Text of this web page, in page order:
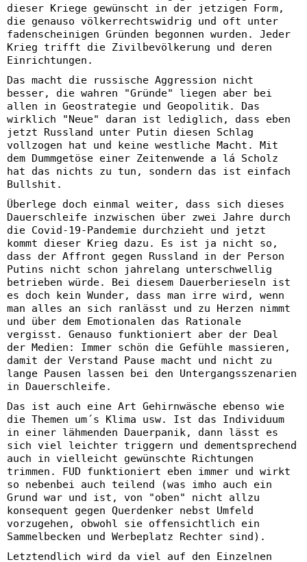
dieser Kriege gewünscht in der jetzigen Form,
die genauso völkerrechtswidrig und oft unter
fadenscheinigen Gründen begonnen wurden. Jeder
Krieg trifft die Zivilbevölkerung und deren
Einrichtungen.
Das macht die russische Aggression nicht
besser, die wahren "Gründe" liegen aber bei
allen in Geostrategie und Geopolitik. Das
wirklich "Neue" daran ist lediglich, dass eben
jetzt Russland unter Putin diesen Schlag
vollzogen hat und keine westliche Macht. Mit
dem Dummgetöse einer Zeitenwende a lá Scholz
hat das nichts zu tun, sondern das ist einfach
Bullshit.
Überlege doch einmal weiter, dass sich dieses
Dauerschleife inzwischen über zwei Jahre durch
die Covid-19-Pandemie durchzieht und jetzt
kommt dieser Krieg dazu. Es ist ja nicht so,
dass der Affront gegen Russland in der Person
Putins nicht schon jahrelang unterschwellig
betrieben würde. Bei diesem Dauerberieseln ist
es doch kein Wunder, dass man irre wird, wenn
man alles an sich ranlässt und zu Herzen nimmt
und über dem Emotionalen das Rationale
vergisst. Genauso funktioniert aber der Deal
der Medien: Immer schön die Gefühle massieren,
damit der Verstand Pause macht und nicht zu
lange Pausen lassen bei den Untergangsszenarien
in Dauerschleife.
Das ist auch eine Art Gehirnwäsche ebenso wie
die Themen um´s Klima usw. Ist das Individuum
in einer lähmenden Dauerpanik, dann lässt es
sich viel leichter triggern und dementsprechend
auch in vielleicht gewünschte Richtungen
trimmen. FUD funktioniert eben immer und wirkt
so nebenbei auch teilend (was imho auch ein
Grund war und ist, von "oben" nicht allzu
konsequent gegen Querdenker nebst Umfeld
vorzugehen, obwohl sie offensichtlich ein
Sammelbecken und Werbeplatz Rechter sind).
Letztendlich wird da viel auf den Einzelnen